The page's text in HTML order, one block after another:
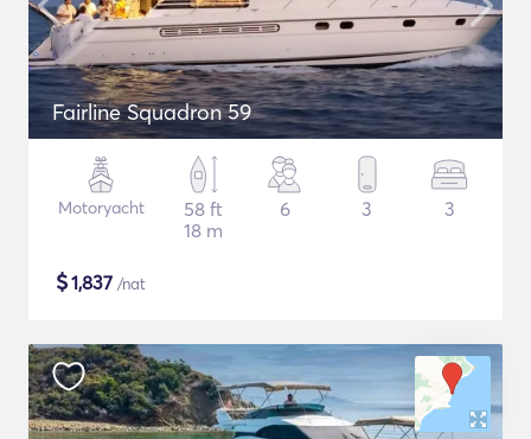
Fairline Squadron 59
Motoryacht
58 ft
18 m
6 3 3
$1,837 /nat